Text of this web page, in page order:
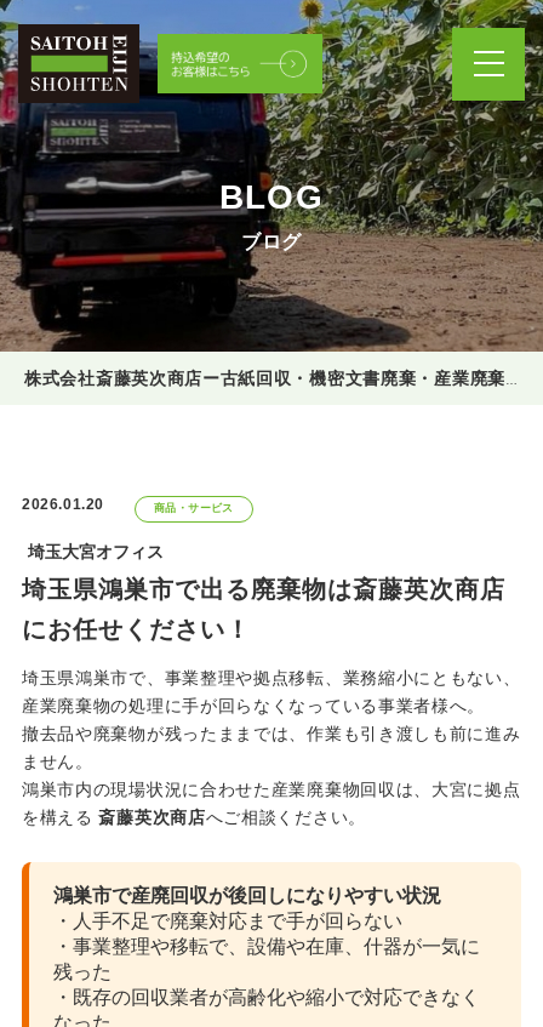
BLOG
ブログ
2026.01.20 商品・サービス
埼玉大宮オフィス
埼玉県鴻巣市で出る廃棄物は斎藤英次商店
にお任せください！
埼玉県鴻巣市で、事業整理や拠点移転、業務縮小にともない、
産業廃棄物の処理に手が回らなくなっている事業者様へ。
撤去品や廃棄物が残ったままでは、作業も引き渡しも前に進み
ません。
鴻巣市内の現場状況に合わせた産業廃棄物回収は、大宮に拠点
を構える斎藤英次商店へご相談ください。
鴻巣市で産廃回収が後回しになりやすい状況
・人手不足で廃棄対応まで手が回らない
・事業整理や移転で、設備や在庫、什器が一気に
残った
・既存の回収業者が高齢化や縮小で対応できなく
なった